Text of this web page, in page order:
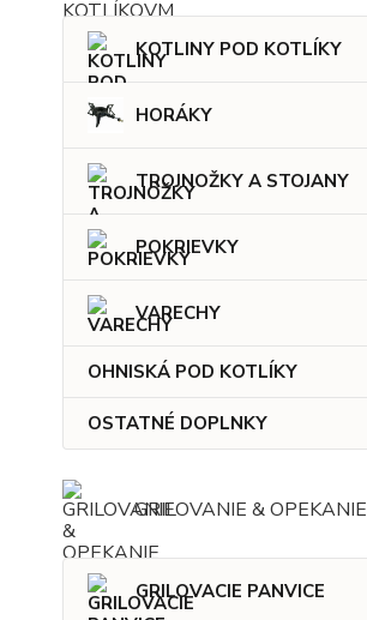
KOTLINY POD KOTLÍKY
HORÁKY
TROJNOŽKY A STOJANY
POKRIEVKY
VARECHY
OHNISKÁ POD KOTLÍKY
OSTATNÉ DOPLNKY
GRILOVANIE & OPEKANIE
GRILOVACIE PANVICE